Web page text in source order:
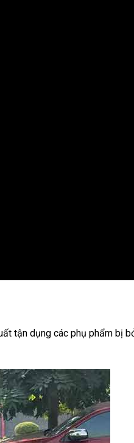
tận dụng các phụ phẩm bị